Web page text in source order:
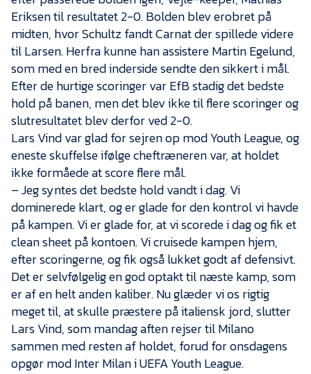
Eriksen til resultatet 2-0. Bolden blev erobret på
midten, hvor Schultz fandt Carnat der spillede videre
til Larsen. Herfra kunne han assistere Martin Egelund,
som med en bred inderside sendte den sikkert i mål.
Efter de hurtige scoringer var EfB stadig det bedste
hold på banen, men det blev ikke til flere scoringer og
slutresultatet blev derfor ved 2-0.
Lars Vind var glad for sejren op mod Youth League, og
eneste skuffelse ifølge cheftræneren var, at holdet
ikke formåede at score flere mål.
– Jeg syntes det bedste hold vandt i dag. Vi
dominerede klart, og er glade for den kontrol vi havde
på kampen. Vi er glade for, at vi scorede i dag og fik et
clean sheet på kontoen. Vi cruisede kampen hjem,
efter scoringerne, og fik også lukket godt af defensivt.
Det er selvfølgelig en god optakt til næste kamp, som
er af en helt anden kaliber. Nu glæder vi os rigtig
meget til, at skulle præstere på italiensk jord, slutter
Lars Vind, som mandag aften rejser til Milano
sammen med resten af holdet, forud for onsdagens
opgør mod Inter Milan i UEFA Youth League.